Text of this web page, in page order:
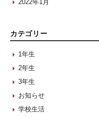
2022年1月
カテゴリー
1年生
2年生
3年生
お知らせ
学校生活